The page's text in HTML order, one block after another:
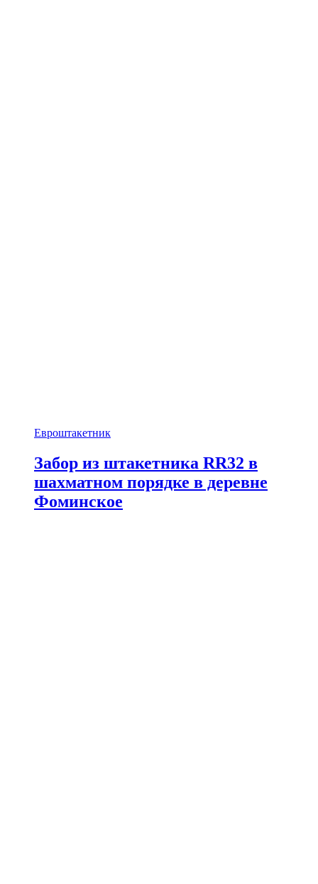
Евроштакетник
Забор из штакетника RR32 в
шахматном порядке в деревне
Фоминское